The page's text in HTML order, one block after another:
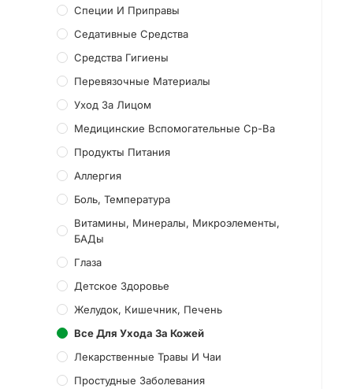
Специи И Приправы
Седативные Средства
Средства Гигиены
Перевязочные Материалы
Уход За Лицом
Медицинские Вспомогательные Ср-Ва
Продукты Питания
Аллергия
Боль, Температура
Витамины, Минералы, Микроэлементы,
БАДы
Глаза
Детское Здоровье
Желудок, Кишечник, Печень
Все Для Ухода За Кожей
Лекарственные Травы И Чаи
Простудные Заболевания